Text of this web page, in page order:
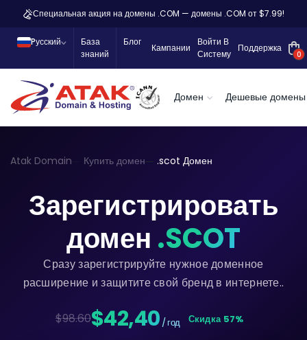
Специальная акция на домены .COM — домены .COM от $7.99!
Pусский
База
знаний
Блог
Кампании
Войти В
Систему
Поддержка
0
Домен Дешевые домены
Atak Domain Купить домен .scot Домен
Зарегистрировать
домен .SCOT
Сразу зарегистрируйте нужное доменное
расширение и защитите свой бренд в интернете..
$98.60$42,40 / год Скидка 57%